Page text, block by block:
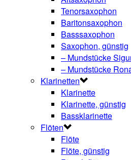
Tenorsaxophon
Baritonsaxophon
Basssaxophon
Saxophon, günstig
– Mundstücke
– Mundstücke
Klarinetten
Klarinette
Klarinette, günstig
Bassklarinette
Flöten
Flöte
Flöte, günstig